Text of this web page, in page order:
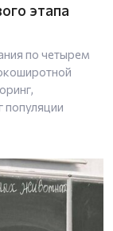
этапа
по четырем
популяции